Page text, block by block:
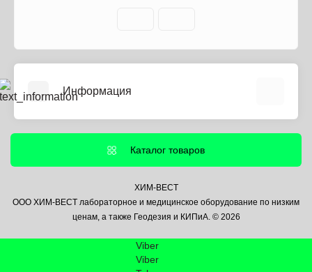
Информация
Информация о доставке
Политика безопасности
Контакты
Каталог товаров
ХИМ-ВЕСТ
ООО ХИМ-ВЕСТ лабораторное и медицинское оборудование по низким
ценам, а также Геодезия и КИПиА. © 2026
Viber
Viber